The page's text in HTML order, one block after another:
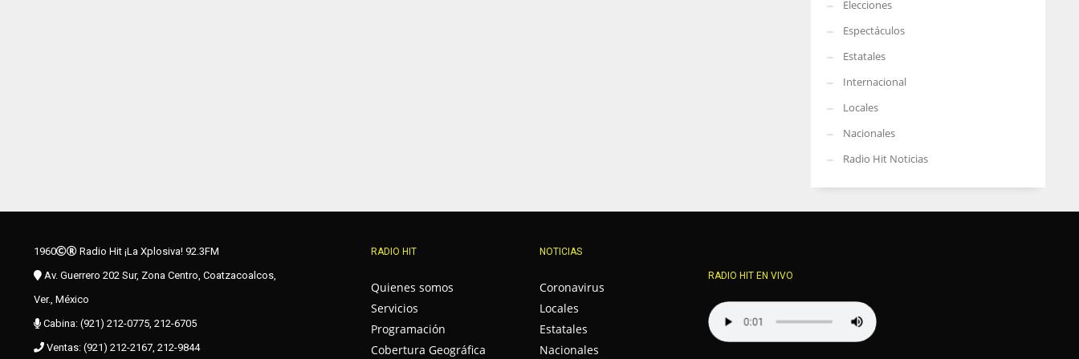
Elecciones
Espectáculos
Estatales
Internacional
Locales
Nacionales
Radio Hit Noticias
1960
Radio Hit ¡La Xplosiva! 92.3FM
Av. Guerrero 202 Sur, Zona Centro, Coatzacoalcos,
Ver., México
Cabina: (921) 212-0775, 212-6705
Ventas: (921) 212-2167, 212-9844
RADIO HIT
Quienes somos
Servicios
Programación
Cobertura Geográfica
NOTICIAS
Coronavirus
Locales
Estatales
Nacionales
RADIO HIT EN VIVO